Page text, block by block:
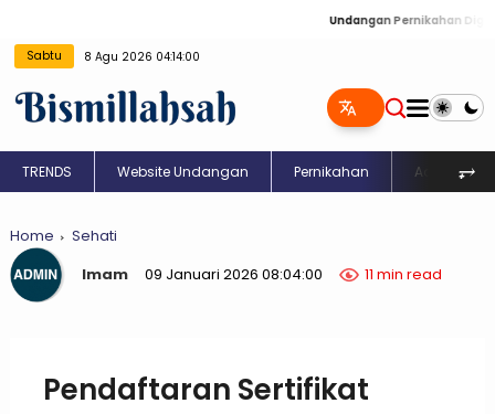
Undangan Pernikahan Digital: Kreasi
Sabtu 8 Agu 2026 04:14:01
TRENDS Website Undangan Pernikahan Aqiqah⥅
Home
Sehati
Imam
09 Januari 2026 08:04:00 11 min read
Pendaftaran Sertifikat